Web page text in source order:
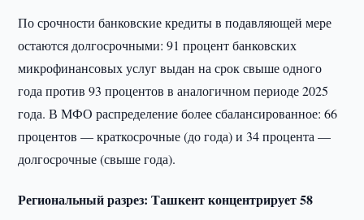
По срочности банковские кредиты в подавляющей мере
остаются долгосрочными: 91 процент банковских
микрофинансовых услуг выдан на срок свыше одного
года против 93 процентов в аналогичном периоде 2025
года. В МФО распределение более сбалансированное: 66
процентов — краткосрочные (до года) и 34 процента —
долгосрочные (свыше года).
Региональный разрез: Ташкент концентрирует 58